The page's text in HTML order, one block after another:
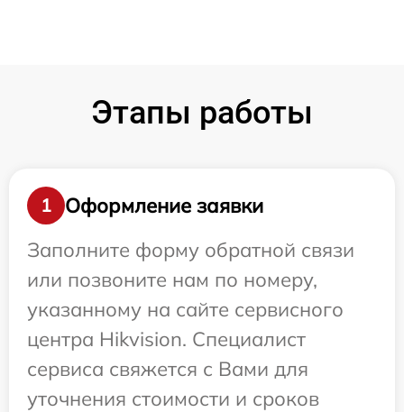
Этапы работы
1
Оформление заявки
Заполните форму обратной связи
или позвоните нам по номеру,
указанному на сайте сервисного
центра Hikvision. Специалист
сервиса свяжется с Вами для
уточнения стоимости и сроков